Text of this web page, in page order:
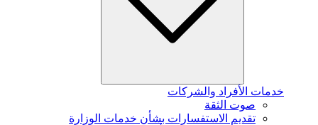
خدمات الأفراد والشركات
صوت الثقة
تقديم الاستفسارات بشأن خدمات الوزارة